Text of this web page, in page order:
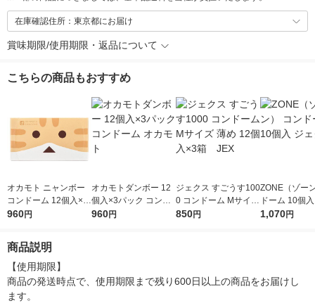
在庫確認住所：東京都にお届け
賞味期限/使用期限・返品について
こちらの商品もおすすめ
オカモト ニャンボー
コンドーム 12個入×3
箱
960円
オカモトダンボー 12
個入×3パック コンド
ーム オカモト
960円
ジェクス すごうす100
0 コンドーム Mサイズ
薄め 12個入×3箱 JE
850円
ZONE（ゾー
ドーム 10個
ス
1,070円
商品説明
【使用期限】
商品の発送時点で、使用期限まで残り600日以上の商品をお届けし
ます。